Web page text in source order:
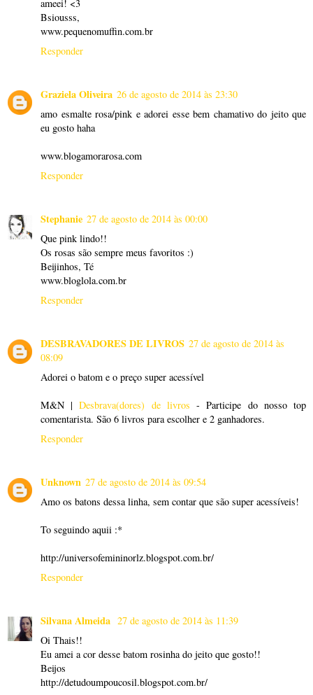
ameei! <3
Bsiousss,
www.pequenomuffin.com.br
Responder
Graziela Oliveira 26 de agosto de 2014 às 23:30
amo esmalte rosa/pink e adorei esse bem chamativo do jeito que
eu gosto haha
www.blogamorarosa.com
Responder
Stephanie 27 de agosto de 2014 às 00:00
Que pink lindo!!
Os rosas são sempre meus favoritos :)
Beijinhos, Té
www.bloglola.com.br
Responder
DESBRAVADORES DE LIVROS 27 de agosto de 2014 às
08:09
Adorei o batom e o preço super acessível
M&N |Desbrava(dores) de livros - Participe do nosso top
comentarista. São 6 livros para escolher e 2 ganhadores.
Responder
Unknown 27 de agosto de 2014 às 09:54
Amo os batons dessa linha, sem contar que são super acessíveis!
To seguindo aquii :*
http://universofemininorlz.blogspot.com.br/
Responder
Silvana Almeida 27 de agosto de 2014 às 11:39
Oi Thais!!
Eu amei a cor desse batom rosinha do jeito que gosto!!
Beijos
http://detudoumpoucosil.blogspot.com.br/